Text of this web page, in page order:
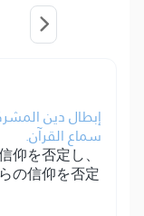
إبطال دين
سماع القرآن.
を否定し、
の信仰を否定